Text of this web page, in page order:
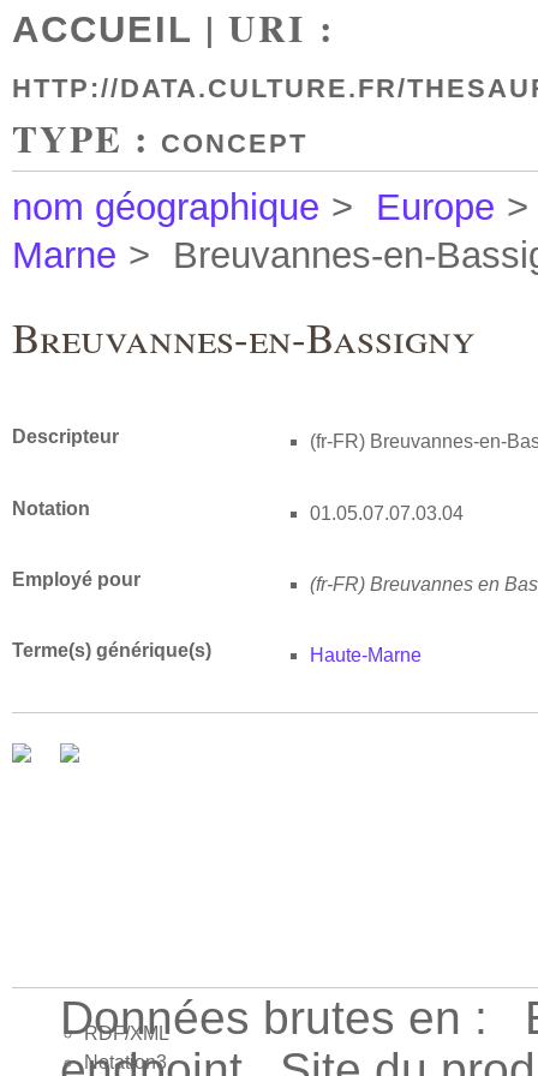
ACCUEIL | URI :
HTTP://DATA.CULTURE.FR/
TYPE : CONCEPT
nom géographique > Europe >
Marne > Breuvannes-en-
Breuvannes-en-Bassigny
Descripteur (fr-FR) Breuvannes-en-
Notation 01.05.07.07.03.04
Employé pour (fr-FR) Breuvannes en
Terme(s) générique(s) Haute-Marne
Données brutes en :
RDF/XML
Notation3